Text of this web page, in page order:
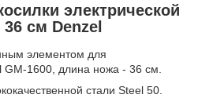
электрической
см Denzel
элементом для
GM-1600, длина ножа - 36 см.
стали Steel 50.